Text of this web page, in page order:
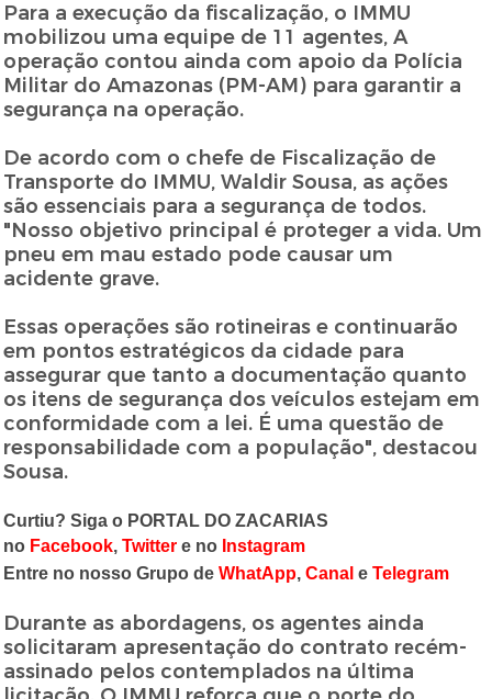
Para a execução da fiscalização, o IMMU
mobilizou uma equipe de 11 agentes, A
operação contou ainda com apoio da Polícia
Militar do Amazonas (PM-AM) para garantir a
segurança na operação.
De acordo com o chefe de Fiscalização de
Transporte do IMMU, Waldir Sousa, as ações
são essenciais para a segurança de todos.
"Nosso objetivo principal é proteger a vida. Um
pneu em mau estado pode causar um
acidente grave.
Essas operações são rotineiras e continuarão
em pontos estratégicos da cidade para
assegurar que tanto a documentação quanto
os itens de segurança dos veículos estejam em
conformidade com a lei. É uma questão de
responsabilidade com a população", destacou
Sousa.
Curtiu? Siga o PORTAL DO ZACARIAS
no Facebook,Twitter e no Instagram
Entre no nosso Grupo deWhatApp,Canal eTelegram
Durante as abordagens, os agentes ainda
solicitaram apresentação do contrato recém-
assinado pelos contemplados na última